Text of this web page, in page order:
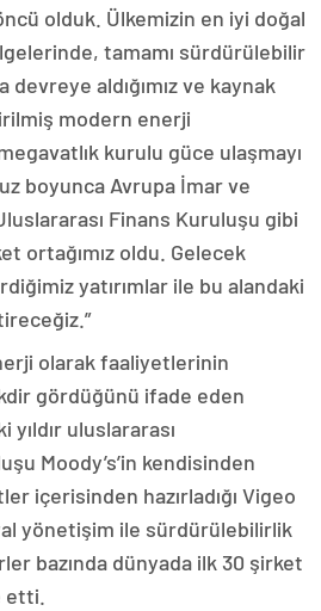
olduk. Ülkemizin en iyi doğal
tamamı sürdürülebilir
devreye aldığımız ve kaynak
modern enerji
kurulu güce ulaşmayı
boyunca Avrupa İmar ve
Finans Kuruluşu gibi
ortağımız oldu. Gelecek
yatırımlar ile bu alandaki
olarak faaliyetlerinin
gördüğünü ifade eden
uluslararası
Moody’s’in kendisinden
içerisinden hazırladığı Vigeo
yönetişim ile sürdürülebilirlik
bazında dünyada ilk 30 şirket
etti.